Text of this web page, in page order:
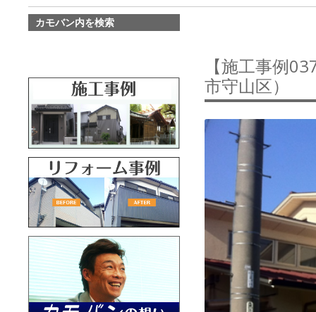
【施工事例
市守山区）
カモバン内を検索